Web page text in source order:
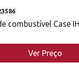
combustível Case IH
Ver Preço